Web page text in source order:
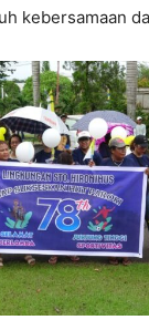
kebersamaan